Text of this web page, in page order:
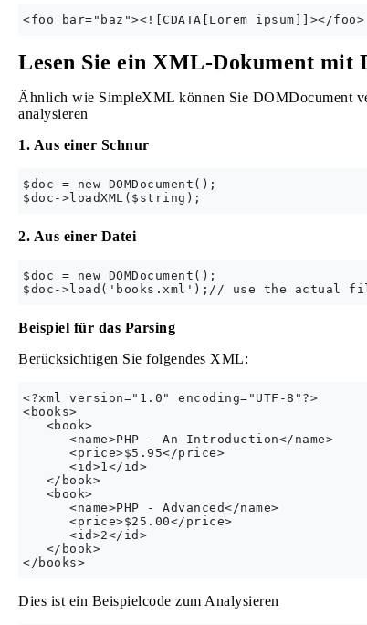
Lesen Sie ein XML-Dokument mit
Ähnlich wie SimpleXML können Sie DOMDocument
analysieren
1. Aus einer Schnur
$doc = new DOMDocument();
2. Aus einer Datei
$doc = new DOMDocument();
Beispiel für das Parsing
Berücksichtigen Sie folgendes XML:
<?xml version="1.0" encoding="UTF-8"?>
<books>
   <book>
      <name>PHP - An Introduction</name>
      <price>$5.95</price>
      <id>1</id>
   </book>
   <book>
      <name>PHP - Advanced</name>
      <price>$25.00</price>
      <id>2</id>
   </book>
Dies ist ein Beispielcode zum Analysieren